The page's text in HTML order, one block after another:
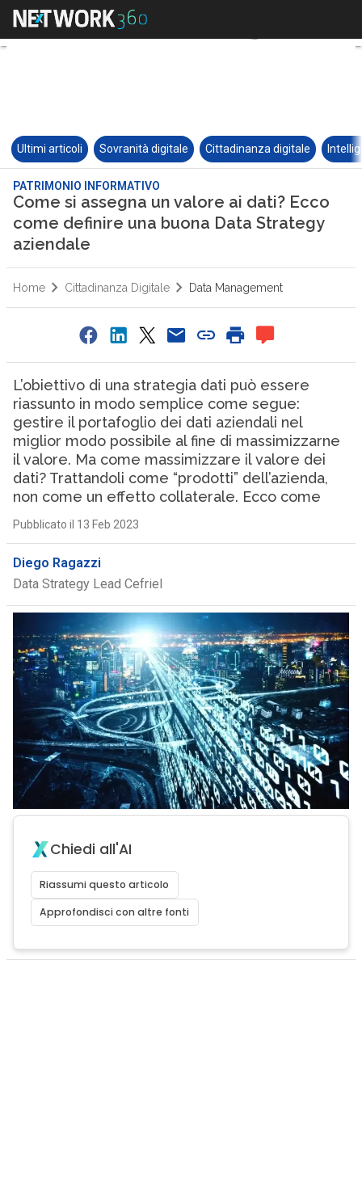
Ultimi articoli Sovranità digitale Cittadinanza digitale
PATRIMONIO INFORMATIVO
Come si assegna un valore ai dati? Ecco
come definire una buona Data Strategy
aziendale
Home Cittadinanza Digitale Data Management
L’obiettivo di una strategia dati può essere
riassunto in modo semplice come segue:
gestire il portafoglio dei dati aziendali nel
miglior modo possibile al fine di massimizzarne
il valore. Ma come massimizzare il valore dei
dati? Trattandoli come “prodotti” dell’azienda,
non come un effetto collaterale. Ecco come
Pubblicato il 13 Feb 2023
Diego Ragazzi
Data Strategy Lead Cefriel
Chiedi all'AI
Riassumi questo articolo
Approfondisci con altre fonti